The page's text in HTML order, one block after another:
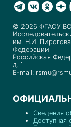
© 2026 ФГАОУ ВО
им. Н.И.
Федерации
Российская
д. 1
E-mail:
Сведения
Доступная